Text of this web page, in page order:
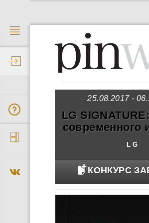
25.08.2017 -
LG
современного
LG
КОНКУРС